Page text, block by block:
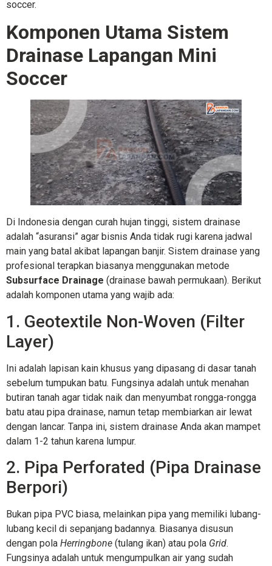
soccer.
Komponen Utama Sistem
Drainase Lapangan Mini
Soccer
Di Indonesia dengan curah hujan tinggi, sistem drainase
adalah “asuransi” agar bisnis Anda tidak rugi karena jadwal
main yang batal akibat lapangan banjir. Sistem drainase yang
profesional terapkan biasanya menggunakan metode
Subsurface Drainage (drainase bawah permukaan). Berikut
adalah komponen utama yang wajib ada:
1. Geotextile Non-Woven (Filter
Layer)
Ini adalah lapisan kain khusus yang dipasang di dasar tanah
sebelum tumpukan batu. Fungsinya adalah untuk menahan
butiran tanah agar tidak naik dan menyumbat rongga-rongga
batu atau pipa drainase, namun tetap membiarkan air lewat
dengan lancar. Tanpa ini, sistem drainase Anda akan mampet
dalam 1-2 tahun karena lumpur.
2. Pipa Perforated (Pipa Drainase
Berpori)
Bukan pipa PVC biasa, melainkan pipa yang memiliki lubang-
lubang kecil di sepanjang badannya. Biasanya disusun
dengan pola Herringbone (tulang ikan) atau pola Grid.
Fungsinya adalah untuk mengumpulkan air yang sudah